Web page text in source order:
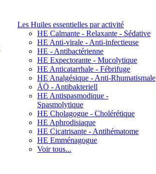
Les Huiles essentielles par activité
HE Calmante - Relaxante - Sédative
HE Anti-virale - Anti-infectieuse
HE - Antibactérienne
HE Expectorante - Mucolytique
HE Anticatarrhale - Fébrifuge
HE Analgésique - Anti-Rhumatismale
ÄÖ - Antibakteriell
HE Antispasmodique -
Spasmolytique
HE Cholagogue - Cholérétique
HE Aphrodisiaque
HE Cicatrisante - Antihématome
HE Emménagogue
Voir tous...